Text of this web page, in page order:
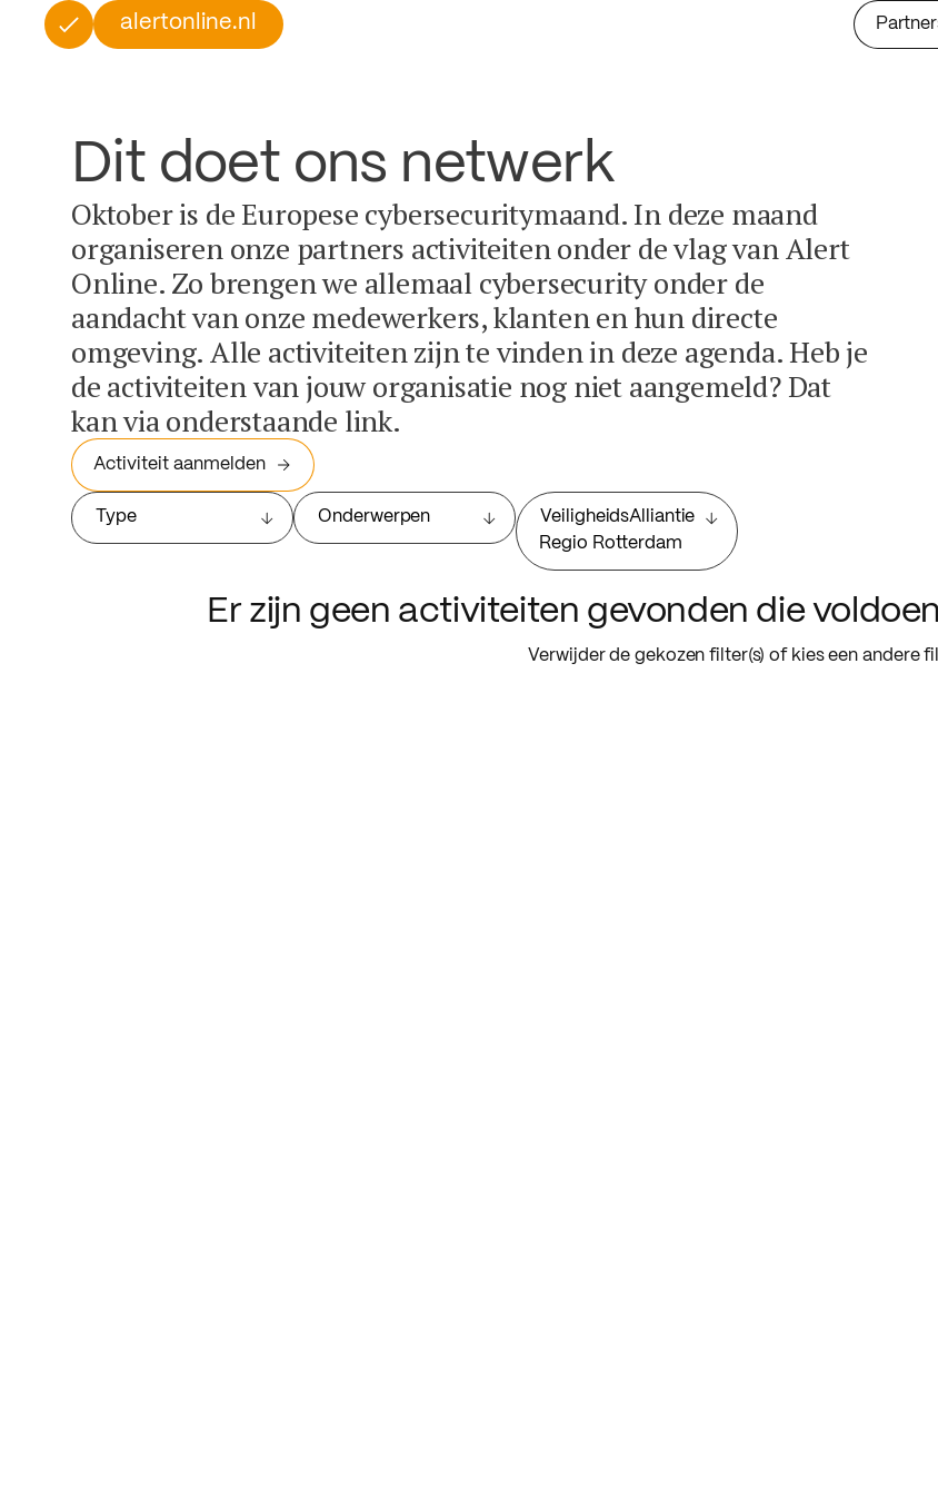
alertonline.nl
Dit doet ons netwerk
Oktober is de Europese cybersecuritymaand. In deze maand
organiseren onze partners activiteiten onder de vlag van Alert
Online. Zo brengen we allemaal cybersecurity onder de
aandacht van onze medewerkers, klanten en hun directe
omgeving. Alle activiteiten zijn te vinden in deze agenda. Heb je
de activiteiten van jouw organisatie nog niet aangemeld? Dat
kan via onderstaande link.
Activiteit aanmelden
Type Onderwerpen
VeiligheidsAlliantie
Regio Rotterdam
Er zijn geen activiteiten gevonden die
Verwijder de gekozen filter(s) of kies een andere